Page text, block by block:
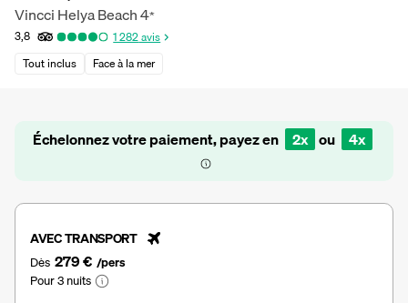
Vincci Helya Beach4*
3,8 1 282avis
Tout inclus
Face à la mer
Échelonnez votre paiement, payez en 2x ou 4x
AVEC TRANSPORT
Dès 279 € /pers
Pour 3 nuits